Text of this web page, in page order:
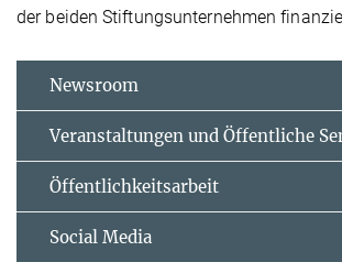
der beiden Stiftungsunternehmen
Newsroom
Veranstaltungen und Öffentliche
Öffentlichkeitsarbeit
Social Media